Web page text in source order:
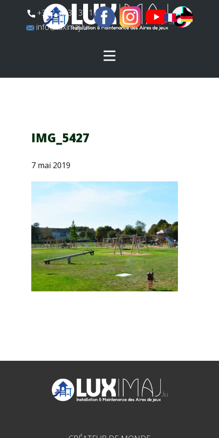
​+352 26 31 37 11
​info@luximaj.lu
IMG_5427
7 mai 2019